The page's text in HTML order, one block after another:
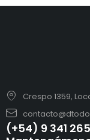
Crespo 1359,
(+54) 9 341